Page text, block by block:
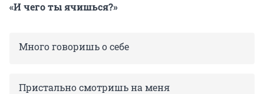
«И чего ты ячишься?»
Много говоришь о себе
Пристально смотришь на меня